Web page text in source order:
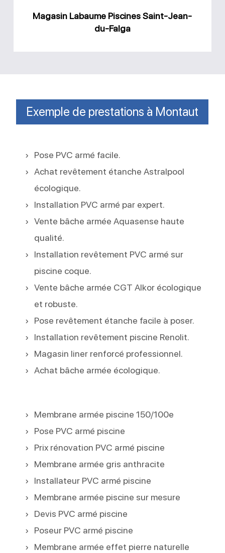
Magasin Labaume Piscines Saint-Jean-
du-Falga
Exemple de prestations à Montaut
Pose PVC armé facile.
Achat revêtement étanche Astralpool
écologique.
Installation PVC armé par expert.
Vente bâche armée Aquasense haute
qualité.
Installation revêtement PVC armé sur
piscine coque.
Vente bâche armée CGT Alkor écologique
et robuste.
Pose revêtement étanche facile à poser.
Installation revêtement piscine Renolit.
Magasin liner renforcé professionnel.
Achat bâche armée écologique.
Membrane armée piscine 150/100e
Pose PVC armé piscine
Prix rénovation PVC armé piscine
Membrane armée gris anthracite
Installateur PVC armé piscine
Membrane armée piscine sur mesure
Devis PVC armé piscine
Poseur PVC armé piscine
Membrane armée effet pierre naturelle